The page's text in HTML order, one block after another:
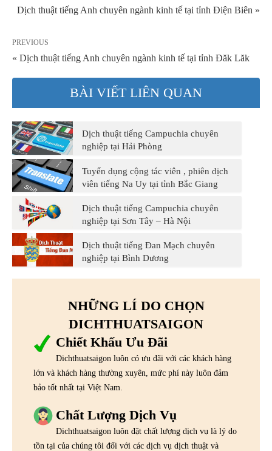
Dịch thuật tiếng Anh chuyên ngành kinh tế tại tỉnh Điện Biên »
PREVIOUS
« Dịch thuật tiếng Anh chuyên ngành kinh tế tại tỉnh Đăk Lăk
BÀI VIẾT LIÊN QUAN
Dịch thuật tiếng Campuchia chuyên
nghiệp tại Hải Phòng
Tuyển dụng cộng tác viên , phiên dịch
viên tiếng Na Uy tại tỉnh Bắc Giang
Dịch thuật tiếng Campuchia chuyên
nghiệp tại Sơn Tây – Hà Nội
Dịch thuật tiếng Đan Mạch chuyên
nghiệp tại Bình Dương
NHỮNG LÍ DO CHỌN
DICHTHUATSAIGON
Chiết Khấu Ưu Đãi
Dichthuatsaigon luôn có ưu đãi với các khách hàng
lớn và khách hàng thường xuyên, mức phí này luôn đảm
bảo tốt nhất tại Việt Nam.
Chất Lượng Dịch Vụ
Dichthuatsaigon luôn đặt chất lượng dịch vụ là lý do
tồn tại của chúng tôi đối với các dịch vụ dịch thuật và